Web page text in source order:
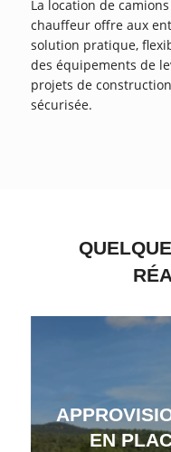
La location de
chauffeur offre aux
solution pratique,
des équipements de
projets de
sécurisée.
EN